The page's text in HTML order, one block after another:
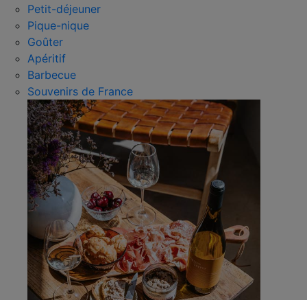
Petit-déjeuner
Pique-nique
Goûter
Apéritif
Barbecue
Souvenirs de France